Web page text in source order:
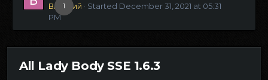
1
Виталий · Started December 31, 2021 at 05:31
PM
All Lady Body SSE 1.6.3